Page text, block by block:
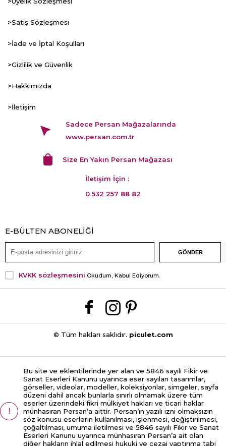
>Satış Sözleşmesi
>İade ve İptal Koşulları
>Gizlilik ve Güvenlik
>Hakkımızda
>İletişim
Sadece Persan Mağazalarında
www.persan.com.tr
Size En Yakın Persan Mağazası
İletişim İçin :
0 532 257 88 82
E-BÜLTEN ABONELİĞİ
KVKK sözleşmesini Okudum, Kabul Ediyorum.
© Tüm hakları saklıdır. piculet.com
Bu site ve eklentilerinde yer alan ve 5846 sayılı Fikir ve
Sanat Eserleri Kanunu uyarınca eser sayılan tasarımlar,
görseller, videolar, modeller, koleksiyonlar, simgeler, sayfa
düzeni dahil ancak bunlarla sınırlı olmamak üzere tüm
eserler üzerindeki fikri mülkiyet hakları ve ticari haklar
münhasıran Persan’a aittir. Persan’ın yazılı izni olmaksızın
söz konusu eserlerin kullanılması, işlenmesi, değiştirilmesi,
çoğaltılması, umuma iletilmesi ve 5846 sayılı Fikir ve Sanat
Eserleri Kanunu uyarınca münhasıran Persan’a ait olan
diğer hakların ihlal edilmesi hukuki ve cezai yaptırıma tabi